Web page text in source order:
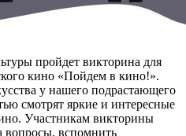
пройдет викторина для
кино «Пойдем в кино!».
у нашего подрастающего
смотрят яркие и интересные
Участникам викторины
вопросы, вспомнить